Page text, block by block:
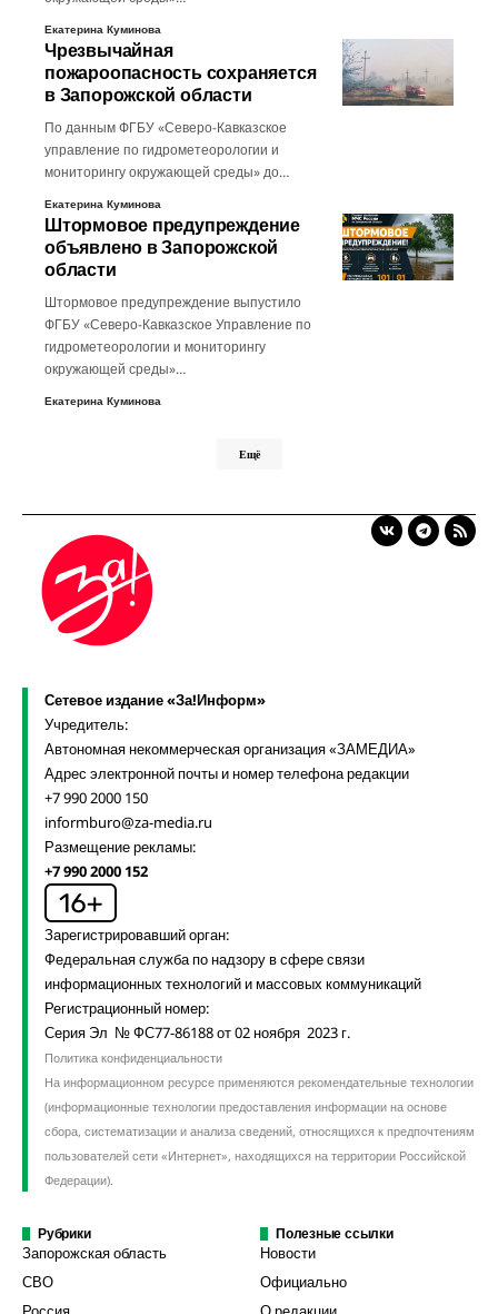
Екатерина Куминова
Чрезвычайная
пожароопасность сохраняется
в Запорожской области
По данным ФГБУ «Северо-Кавказское
управление по гидрометеорологии и
мониторингу окружающей среды» до…
Екатерина Куминова
Штормовое предупреждение
объявлено в Запорожской
области
Штормовое предупреждение выпустило
ФГБУ «Северо-Кавказское Управление по
гидрометеорологии и мониторингу
окружающей среды»…
Екатерина Куминова
Ещё
Сетевое издание «За!Информ»
Учредитель:
Автономная некоммерческая организация «ЗАМЕДИА»
Адрес электронной почты и номер телефона редакции
+7 990 2000 150
informburo@za-media.ru
Размещение рекламы:
+7 990 2000 152
Зарегистрировавший орган:
Федеральная служба по надзору в сфере связи
информационных технологий и массовых коммуникаций
Регистрационный номер:
Серия Эл № ФС77-86188 от 02 ноября 2023 г.
Политика конфиденциальности
На информационном ресурсе применяются рекомендательные технологии
(информационные технологии предоставления информации на основе
сбора, систематизации и анализа сведений, относящихся к предпочтениям
пользователей сети «Интернет», находящихся на территории Российской
Федерации).
Рубрики
Запорожская область
СВО
Полезные ссылки
Новости
Официально